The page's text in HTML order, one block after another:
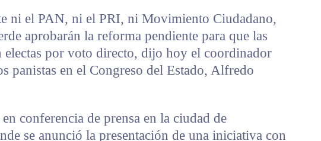
ni el PAN, ni el PRI, ni Movimiento Ciudadano,
aprobarán la reforma pendiente para que las
electas por voto directo, dijo hoy el coordinador
panistas en el Congreso del Estado, Alfredo
conferencia de prensa en la ciudad de
se anunció la presentación de una iniciativa con